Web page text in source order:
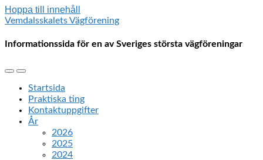
Hoppa till innehåll
Vemdalsskalets Vägförening
Informationssida för en av Sveriges största vägföreningar
Slå
mobilmenyn
Slå
på/av
sökfältet
Startsida
Praktiska ting
Kontaktuppgifter
År
2026
2025
2024